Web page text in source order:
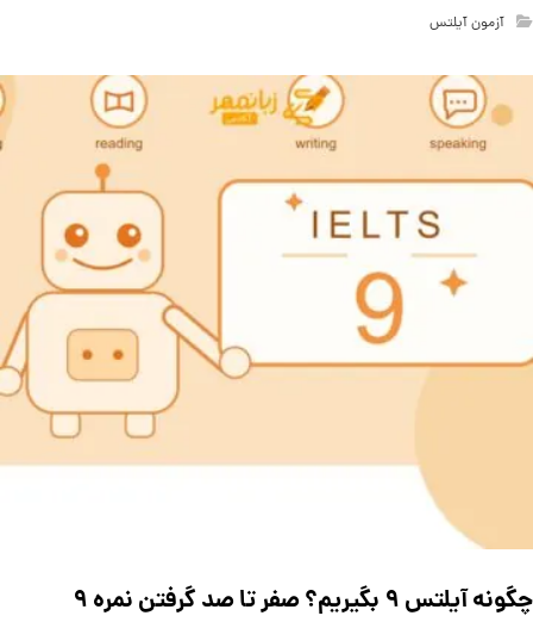
آزمون آیلتس
چگونه آیلتس ۹ بگیریم؟ صفر تا صد گرفتن نمره ۹